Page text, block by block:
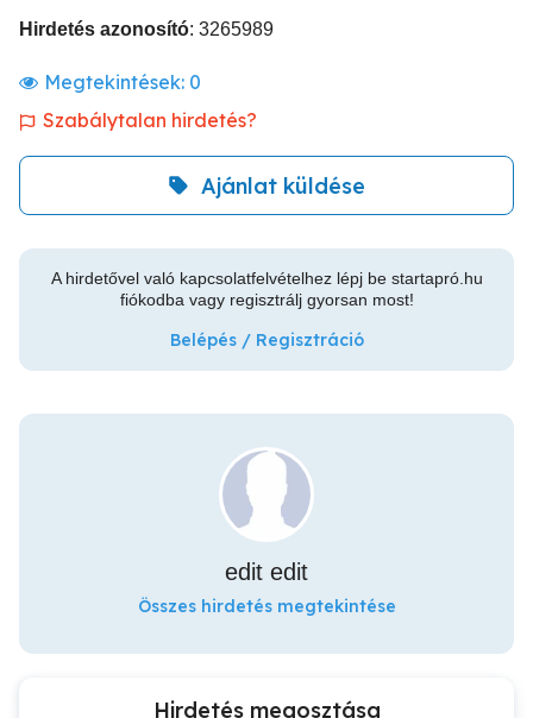
Hirdetés azonosító: 3265989
Megtekintések: 0
Szabálytalan hirdetés?
Ajánlat küldése
A hirdetővel való kapcsolatfelvételhez lépj be startapró.hu
fiókodba vagy regisztrálj gyorsan most!
Belépés / Regisztráció
edit edit
Összes hirdetés megtekintése
Hirdetés megosztása